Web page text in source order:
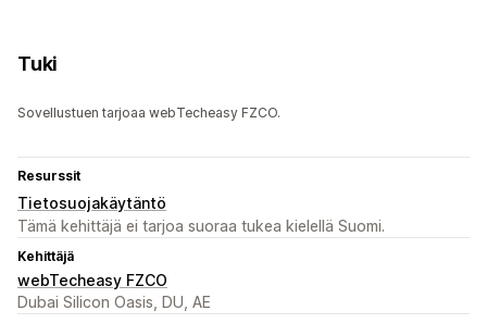
Tuki
Sovellustuen tarjoaa webTecheasy FZCO.
Resurssit
Tietosuojakäytäntö
Tämä kehittäjä ei tarjoa suoraa tukea kielellä Suomi.
Kehittäjä
webTecheasy FZCO
Dubai Silicon Oasis, DU, AE